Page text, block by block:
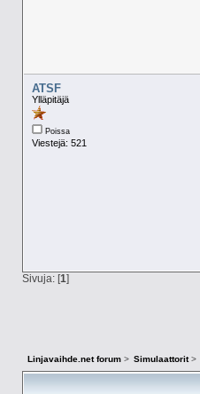
ATSF
Ylläpitäjä
Poissa
Viestejä: 521
Sivuja: [1]
Linjavaihde.net forum> Simulaattorit>